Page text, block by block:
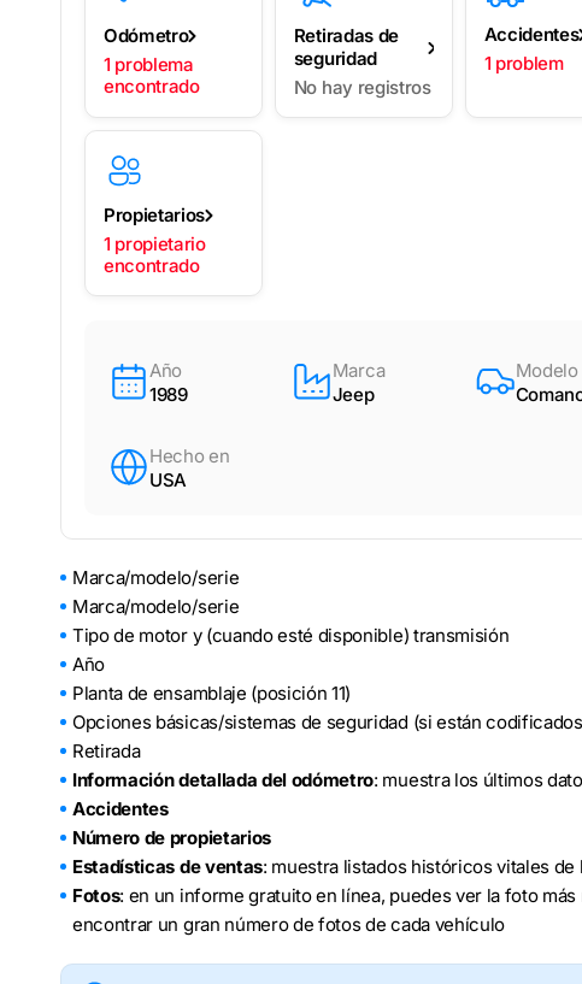
Odómetro
1 problema
encontrado
Retiradas de
seguridad
No hay registros
Accidentes
1 problem
Propietarios
1 propietario
encontrado
Año
1989
Marca
Jeep
Modelo
Hecho en
USA
Marca/modelo/serie
Marca/modelo/serie
Tipo de motor y (cuando esté disponible) transmisión
Año
Planta de ensamblaje (posición 11)
Opciones básicas/sistemas de seguridad (si están
Retirada
Información detallada del odómetro: muestra los últimos
Accidentes
Número de propietarios
Estadísticas de ventas: muestra listados históricos vitales
Fotos: en un informe gratuito en línea, puedes ver la foto
encontrar un gran número de fotos de cada vehículo